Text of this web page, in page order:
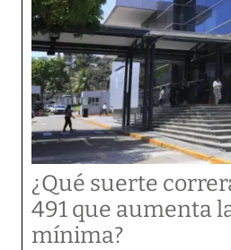
¿Qué suerte
491 que aumenta
mínima?